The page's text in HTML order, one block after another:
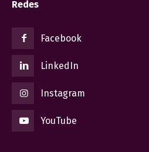
Redes
Facebook
LinkedIn
Instagram
YouTube